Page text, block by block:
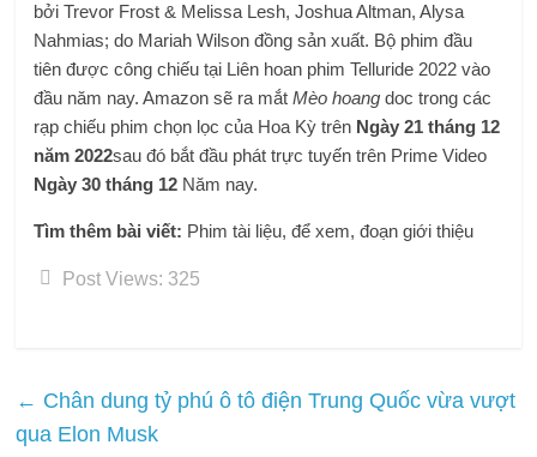
bởi Trevor Frost & Melissa Lesh, Joshua Altman, Alysa
Nahmias; do Mariah Wilson đồng sản xuất. Bộ phim đầu
tiên được công chiếu tại Liên hoan phim Telluride 2022 vào
đầu năm nay. Amazon sẽ ra mắtMèo hoang doc trong các
rạp chiếu phim chọn lọc của Hoa Kỳ trên Ngày 21 tháng 12
năm 2022sau đó bắt đầu phát trực tuyến trên Prime Video
Ngày 30 tháng 12 Năm nay.
Tìm thêm bài viết: Phim tài liệu, để xem, đoạn giới thiệu
Post Views: 325
← Chân dung tỷ phú ô tô điện Trung Quốc vừa vượt
qua Elon Musk